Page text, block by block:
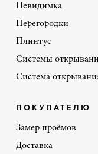
Невидимка
Перегородки
Плинтус
Системы
Система
ПОКУПАТЕЛЮ
Замер проёмов
Доставка